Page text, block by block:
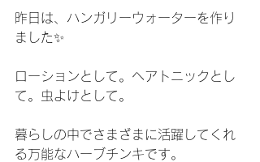
昨日は、ハンガリーウォーターを作り
ました✨
ローションとして。ヘアトニックとし
て。虫よけとして。
暮らしの中でさまざまに活躍してくれ
る万能なハーブチンキです。